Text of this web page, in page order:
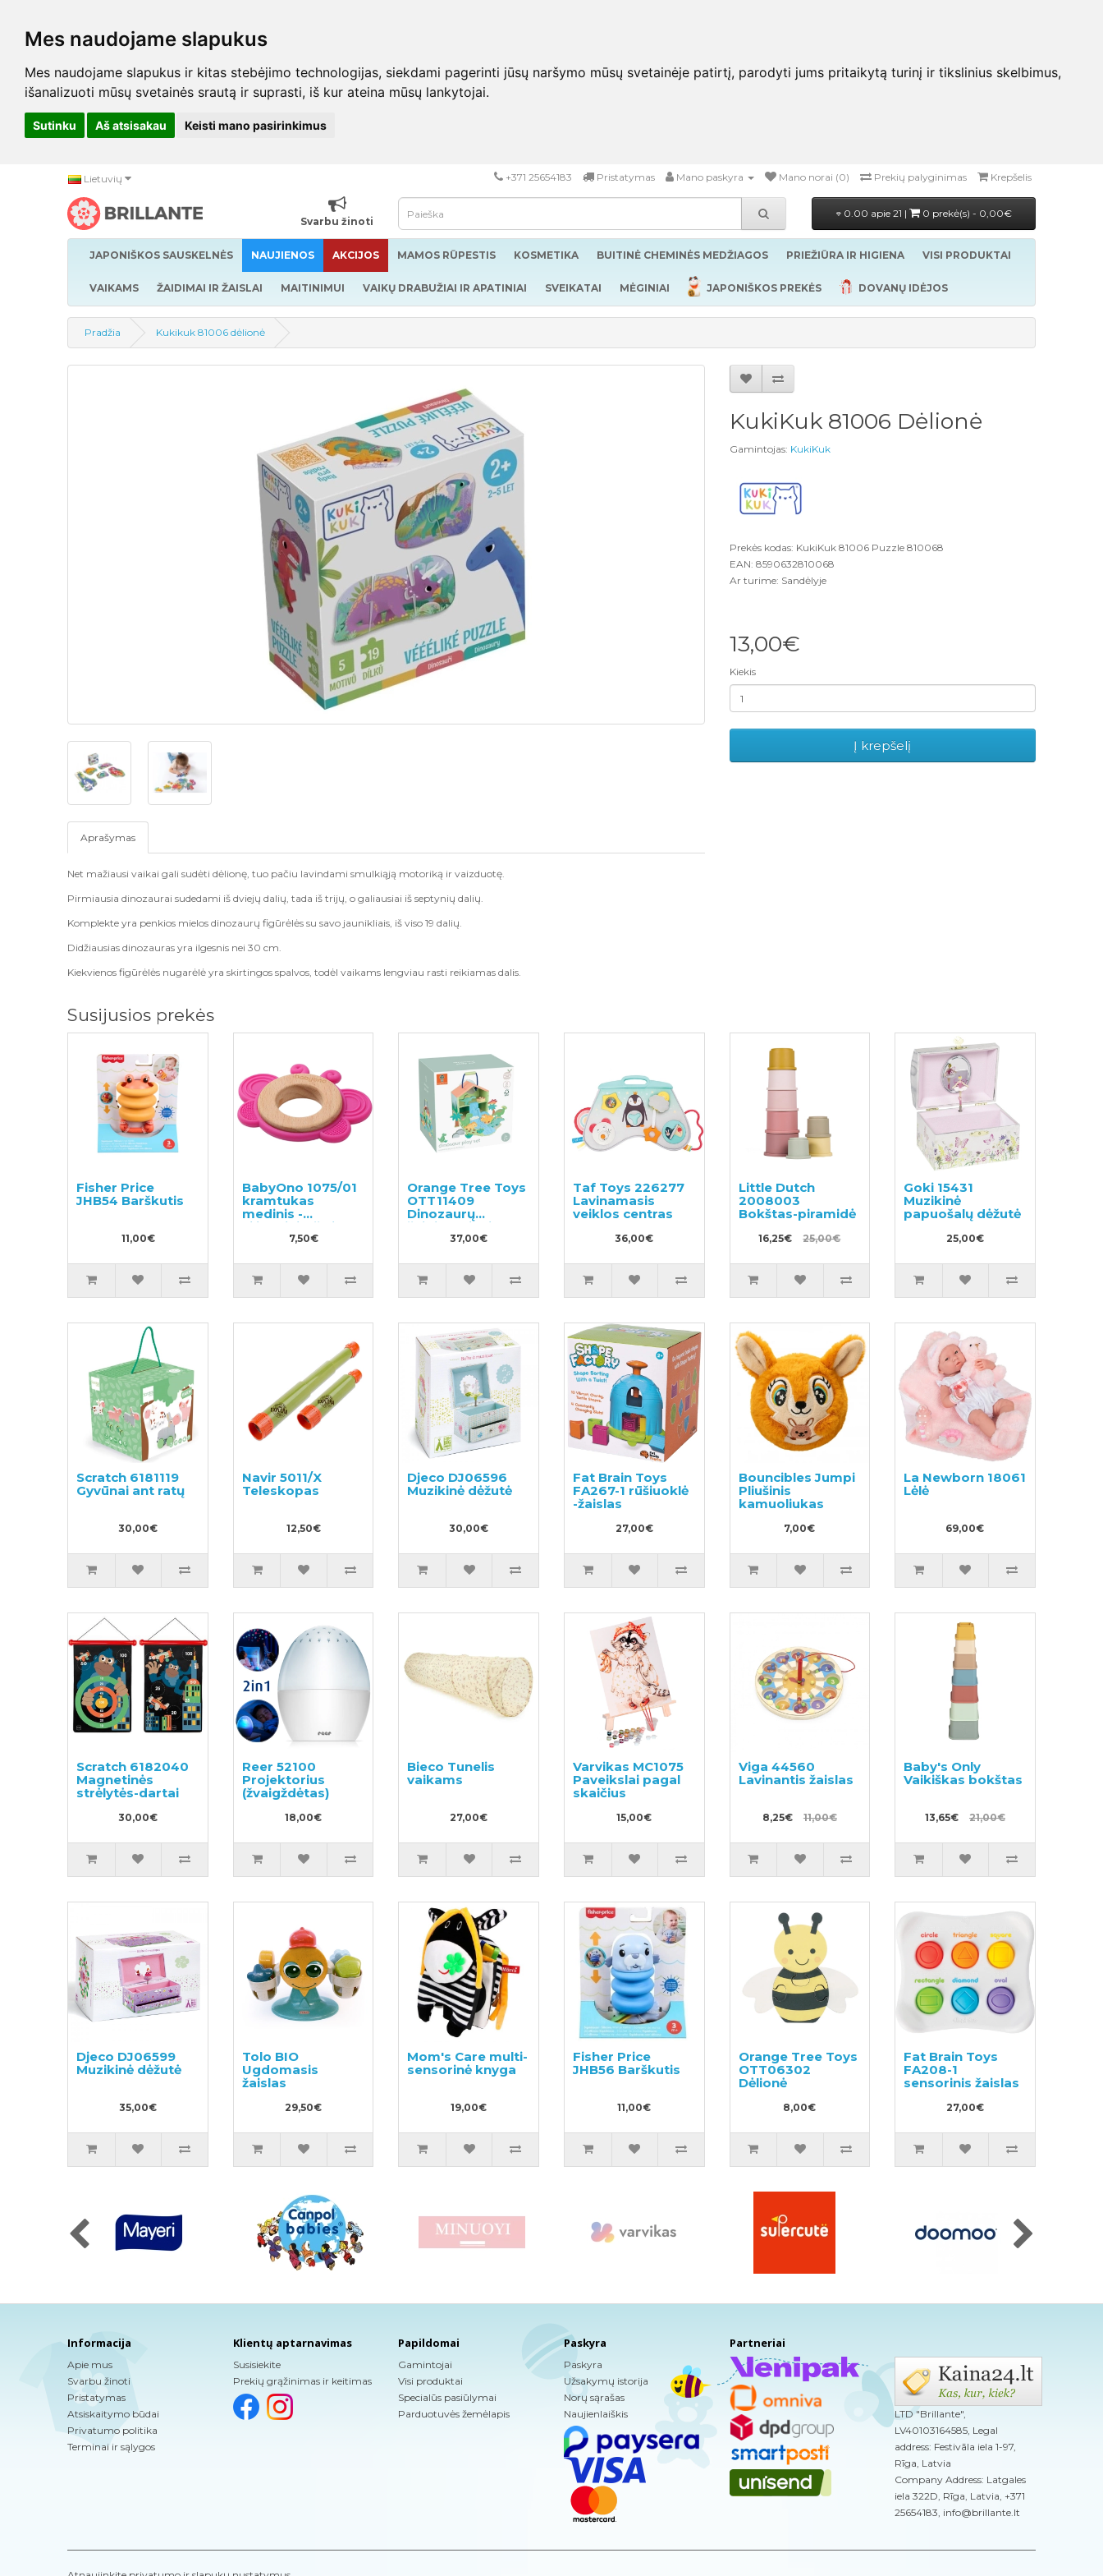
Mes naudojame slapukus
Mes naudojame slapukus ir kitas stebėjimo technologijas, siekdami pagerinti jūsų naršymo mūsų svetainėje patirtį, parodyti jums pritaikytą turinį ir tikslinius skelbimus,
išanalizuoti mūsų svetainės srautą ir suprasti, iš kur ateina mūsų lankytojai.
Sutinku Aš atsisakau Keisti mano pasirinkimus
Lietuvių +371 25654183 Pristatymas Mano paskyra Mano norai (0) Prekių palyginimas Krepšelis
Svarbu žinoti
0.00 apie 21 | 0 prekė(s) - 0,00€
JAPONIŠKOS SAUSKELNĖS NAUJIENOS AKCIJOS MAMOS RŪPESTIS KOSMETIKA BUITINĖ CHEMINĖS MEDŽIAGOS PRIEŽIŪRA IR HIGIENA VISI PRODUKTAI
VAIKAMS ŽAIDIMAI IR ŽAISLAI MAITINIMUI VAIKŲ DRABUŽIAI IR APATINIAI SVEIKATAI MĖGINIAI JAPONIŠKOS PREKĖS DOVANŲ IDĖJOS
Pradžia Kukikuk 81006 dėlionė
Aprašymas
Net mažiausi vaikai gali sudėti dėlionę, tuo pačiu lavindami smulkiąją motoriką ir vaizduotę.
Pirmiausia dinozaurai sudedami iš dviejų dalių, tada iš trijų, o galiausiai iš septynių dalių.
Komplekte yra penkios mielos dinozaurų figūrėlės su savo jaunikliais, iš viso 19 dalių.
Didžiausias dinozauras yra ilgesnis nei 30 cm.
Kiekvienos figūrėlės nugarėlė yra skirtingos spalvos, todėl vaikams lengviau rasti reikiamas dalis.
KukiKuk 81006 Dėlionė
Gamintojas: KukiKuk
Prekės kodas: KukiKuk 81006 Puzzle 810068
EAN: 8590632810068
Ar turime: Sandėlyje
13,00€
Kiekis
Į krepšelį
Susijusios prekės
Fisher Price
JHB54 Barškutis
11,00€
BabyOno 1075/01
kramtukas
medinis -
silikoninis, žalias -
drugelis7,50€
Orange Tree Toys
OTT11409
Dinozaurų
žaidimo rinkinys
37,00€
Taf Toys 226277
Lavinamasis
veiklos centras
36,00€
Little Dutch
2008003
Bokštas-piramidė
16,25€ 25,00€
Goki 15431
Muzikinė
papuošalų dėžutė
25,00€
Scratch 6181119
Gyvūnai ant ratų
30,00€
Navir 5011/X
Teleskopas
12,50€
Djeco DJ06596
Muzikinė dėžutė
30,00€
Fat Brain Toys
FA267-1 rūšiuoklė
-žaislas
27,00€
Bouncibles Jumpi
Pliušinis
kamuoliukas
7,00€
La Newborn 18061
Lėlė
69,00€
Scratch 6182040
Magnetinės
strėlytės-dartai
30,00€
Reer 52100
Projektorius
(žvaigždėtas)
18,00€
Bieco Tunelis
vaikams
27,00€
Varvikas MC1075
Paveikslai pagal
skaičius
15,00€
Viga 44560
Lavinantis žaislas
8,25€ 11,00€
Baby's Only
Vaikiškas bokštas
13,65€ 21,00€
Djeco DJ06599
Muzikinė dėžutė
35,00€
Tolo BIO
Ugdomasis
žaislas
29,50€
Mom's Care multi-
sensorinė knyga
19,00€
Fisher Price
JHB56 Barškutis
11,00€
Orange Tree Toys
OTT06302
Dėlionė
8,00€
Fat Brain Toys
FA208-1
sensorinis žaislas
27,00€
Informacija
Apie mus
Svarbu žinoti
Pristatymas
Atsiskaitymo būdai
Privatumo politika
Terminai ir sąlygos
Klientų aptarnavimas
Susisiekite
Prekių grąžinimas ir keitimas
Papildomai
Gamintojai
Visi produktai
Specialūs pasiūlymai
Parduotuvės žemėlapis
Paskyra
Paskyra
Užsakymų istorija
Norų sąrašas
Naujienlaiškis
Partneriai
LTD "Brillante",
LV40103164585, Legal
address: Festivāla iela 1-97,
Rīga, Latvia
Company Address: Latgales
iela 322D, Rīga, Latvia, +371
25654183, info@brillante.lt